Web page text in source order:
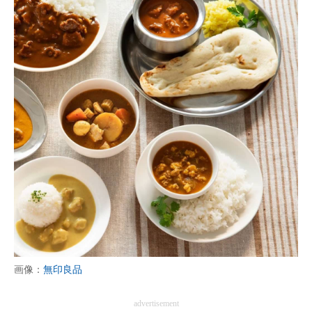
画像： 無印良品
advertisement